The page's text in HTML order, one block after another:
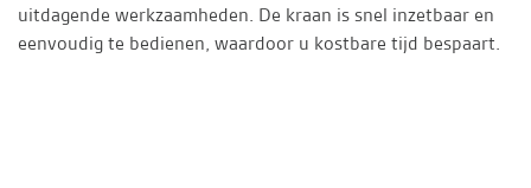
uitdagende werkzaamheden. De kraan is snel inzetbaar en
eenvoudig te bedienen, waardoor u kostbare tijd bespaart.